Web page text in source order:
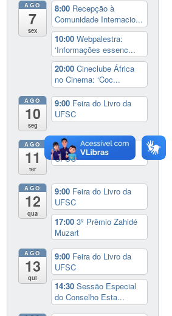
AGO
7
sex
8:00 Recepção à
Comunidade Internacio...
10:00Webpalestra:
‘Informações essenc...
20:00Cineclube África
no Cinema: ‘Coc...
AGO
10
seg
9:00 Feira do Livro da
UFSC
AGO
11
ter
9:00Feira do Livro da
UFSC
AGO
12
qua
9:00 Feira do Livro da
UFSC
17:003º Prêmio Zahidé
Muzart
AGO
13
qui
9:00 Feira do Livro da
UFSC
14:30Sessão Especial
do Conselho Esta...